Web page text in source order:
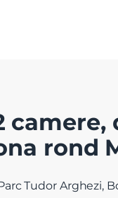
rond
Tudor Arghezi,